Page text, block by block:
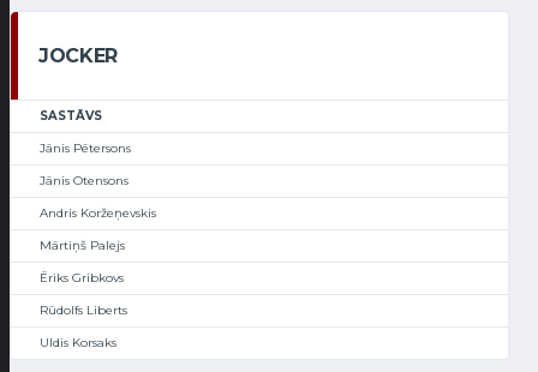
JOCKER
SASTĀVS
Jānis Pētersons
Jānis Otensons
Andris Koržeņevskis
Mārtiņš Palejs
Ēriks Gribkovs
Rūdolfs Liberts
Uldis Korsaks